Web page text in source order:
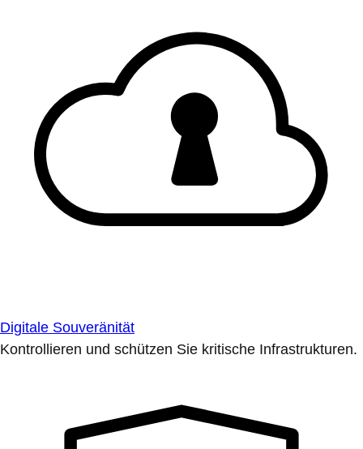
Digitale Souveränität
Kontrollieren und schützen Sie kritische Infrastrukturen.